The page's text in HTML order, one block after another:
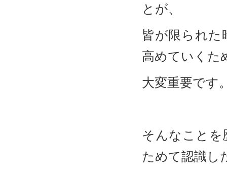
とが、
皆が限られた
高めていくた
大変重要です
そんなことを
ためて認識し